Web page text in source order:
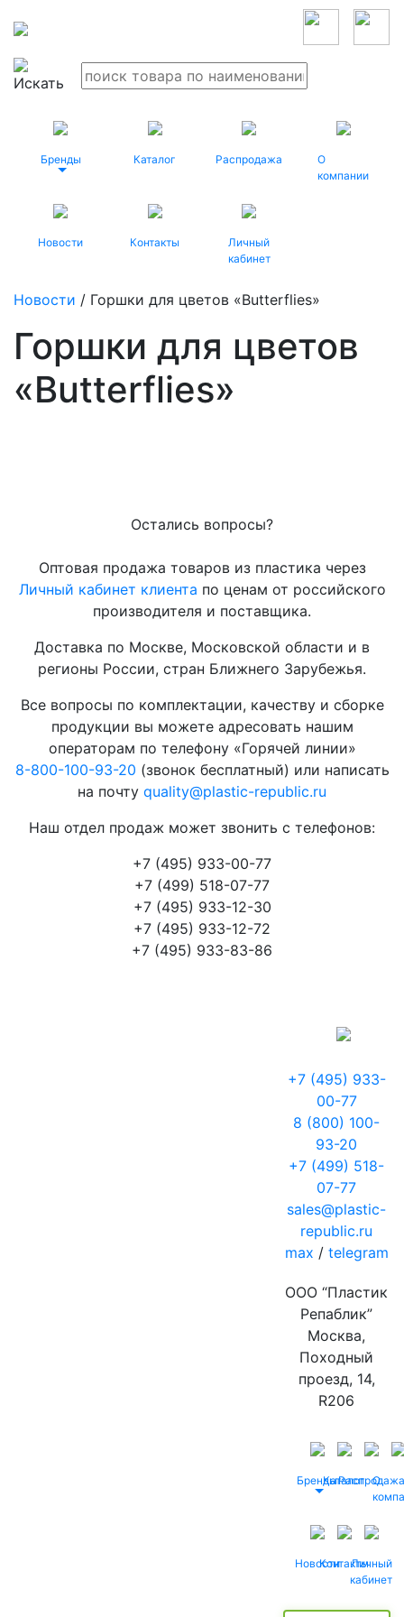
Бренды Каталог Распродажа
О
компании
Новости Контакты
Личный
кабинет
Новости / Горшки для цветов «Butterflies»
Горшки для цветов
«Butterflies»
Остались вопросы?
Оптовая продажа товаров из пластика через
Личный кабинет клиента по ценам от российского
производителя и поставщика.
Доставка по Москве, Московской области и в
регионы России, стран Ближнего Зарубежья.
Все вопросы по комплектации, качеству и сборке
продукции вы можете адресовать нашим
операторам по телефону «Горячей линии»
8-800-100-93-20 (звонок бесплатный) или написать
на почту quality@plastic-republic.ru
Наш отдел продаж может звонить с телефонов:
+7 (495) 933-00-77
+7 (499) 518-07-77
+7 (495) 933-12-30
+7 (495) 933-12-72
+7 (495) 933-83-86
+7 (495) 933-
00-77
8 (800) 100-
93-20
+7 (499) 518-
07-77
sales@plastic-
republic.ru
max / telegram
ООО “Пластик
Репаблик”
Москва,
Походный
проезд, 14,
R206
БрендыКаталог
Распродажа
О
НовостиКонтактыЛичный
кабинет